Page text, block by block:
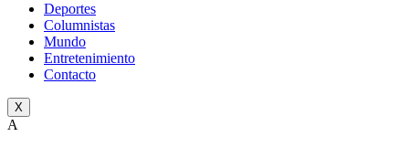
Deportes
Columnistas
Mundo
Entretenimiento
Contacto
X
A